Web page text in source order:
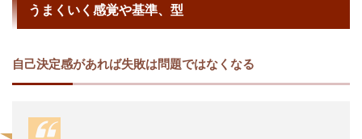
うまくいく感覚や基準、型
自己決定感があれば失敗は問題ではなくなる